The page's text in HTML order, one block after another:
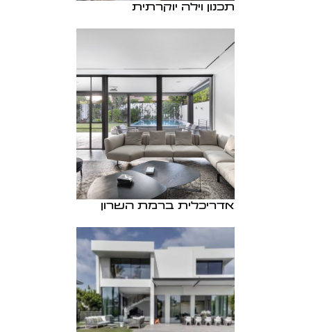
תכנון וילה יוקרתית
אדריכלית ברמת השרון